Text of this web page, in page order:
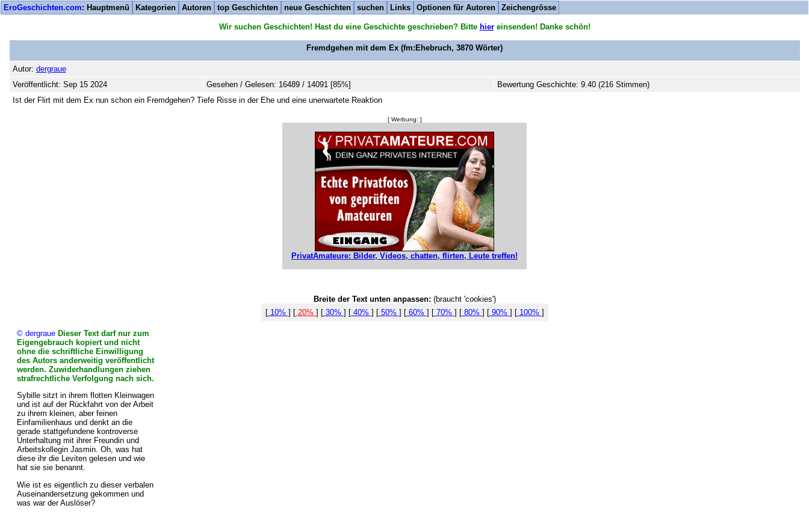
EroGeschichten.com: Hauptmenü Kategorien Autoren top Geschichten neue Geschichten suchen Links Optionen für Autoren Zeichengrösse
Wir suchen Geschichten! Hast du eine Geschichte geschrieben? Bitte hiereinsenden! Danke schön!
Fremdgehen mit dem Ex (fm:Ehebruch, 3870 Wörter)
Autor: dergraue
Veröffentlicht: Sep 15 2024
Gesehen / Gelesen: 16489 / 14091 [85%]
Bewertung Geschichte: 9.40 (216 Stimmen)
Ist der Flirt mit dem Ex nun schon ein Fremdgehen? Tiefe Risse in der Ehe und eine unerwartete Reaktion
[ Werbung: ]
PrivatAmateure: Bilder, Videos, chatten, flirten, Leute treffen!
Breite der Text unten anpassen: (braucht 'cookies')
[10% ] [20% ] [30% ] [40% ] [50% ] [60% ] [70% ] [80% ] [90% ] [100% ]
© dergraue Dieser Text darf nur zum
Eigengebrauch kopiert und nicht
ohne die schriftliche Einwilligung
des Autors anderweitig veröffentlicht
werden. Zuwiderhandlungen ziehen
strafrechtliche Verfolgung nach sich.
Sybille sitzt in ihrem flotten Kleinwagen
und ist auf der Rückfahrt von der Arbeit
zu ihrem kleinen, aber feinen
Einfamilienhaus und denkt an die
gerade stattgefundene kontroverse
Unterhaltung mit ihrer Freundin und
Arbeitskollegin Jasmin. Oh, was hat
diese ihr die Leviten gelesen und wie
hat sie sie benannt.
Wie ist es eigentlich zu dieser verbalen
Auseinandersetzung gekommen und
was war der Auslöser?